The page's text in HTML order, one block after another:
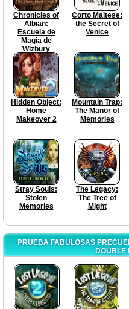
Chronicles of
Albian:
Escuela de
Magia de
Wizbury
Corto Maltese:
the Secret of
Venice
Hidden Object:
Home
Makeover 2
Mountain Trap:
The Manor of
Memories
Stray Souls:
Stolen
Memories
The Legacy:
The Tree of
Might
PRUEBA FABULOSAS
DOUBLE